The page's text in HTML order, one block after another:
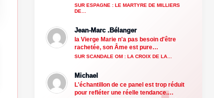
SUR ESPAGNE : LE MARTYRE DE MILLIERS
DE…
Jean-Marc .Bélanger
la Vierge Marie n'a pas besoin d'être
rachetée, son Âme est pure…
SUR SCANDALE OM : LA CROIX DE LA…
Michael
L'échantillon de ce panel est trop réduit
pour refléter une réelle tendance.…